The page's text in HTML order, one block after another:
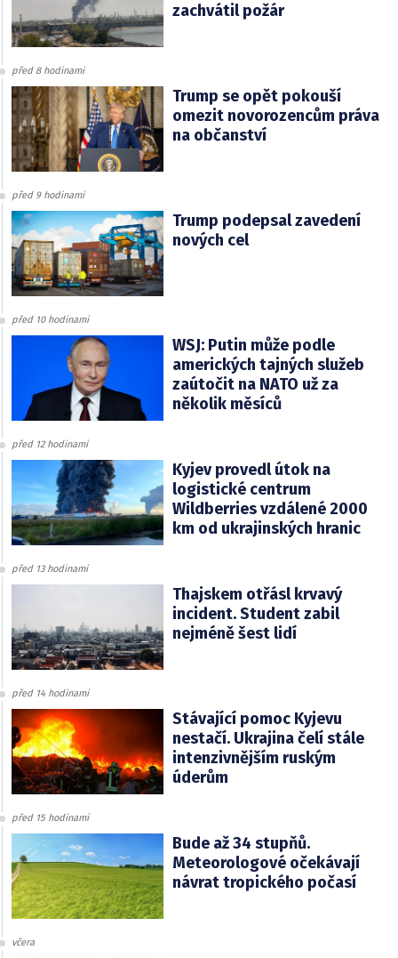
zachvátil požár
před 8 hodinami
Trump se opět pokouší
omezit novorozencům práva
na občanství
před 9 hodinami
Trump podepsal zavedení
nových cel
před 10 hodinami
WSJ: Putin může podle
amerických tajných služeb
zaútočit na NATO už za
několik měsíců
před 12 hodinami
Kyjev provedl útok na
logistické centrum
Wildberries vzdálené 2000
km od ukrajinských hranic
před 13 hodinami
Thajskem otřásl krvavý
incident. Student zabil
nejméně šest lidí
před 14 hodinami
Stávající pomoc Kyjevu
nestačí. Ukrajina čelí stále
intenzivnějším ruským
úderům
před 15 hodinami
Bude až 34 stupňů.
Meteorologové očekávají
návrat tropického počasí
včera